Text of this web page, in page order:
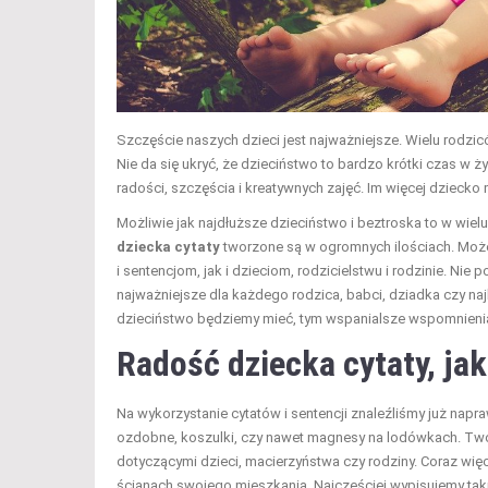
Szczęście naszych dzieci jest najważniejsze. Wielu
Nie da się ukryć, że dzieciństwo to bardzo krótki czas w
radości, szczęścia i kreatywnych zajęć. Im więcej
Możliwie jak najdłuższe dzieciństwo i beztroska to w
dziecka cytatytworzone są w ogromnych ilościach.
i sentencjom, jak i dzieciom, rodzicielstwu i rodzinie. Nie
najważniejsze dla każdego rodzica, babci, dziadka czy
dzieciństwo będziemy mieć, tym wspanialsze
Radość dziecka cytaty,
Na wykorzystanie cytatów i sentencji znaleźliśmy już
ozdobne, koszulki, czy nawet magnesy na lodówkach.
dotyczącymi dzieci, macierzyństwa czy rodziny. Coraz